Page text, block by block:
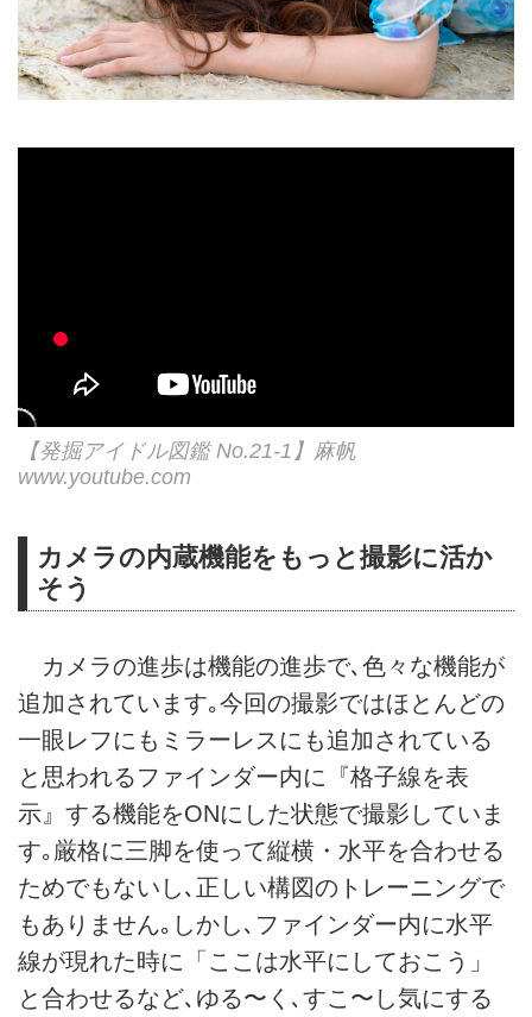
【発掘アイドル図鑑 No.21-1】麻帆
www.youtube.com
カメラの内蔵機能をもっと撮影に活か
そう
カメラの進歩は機能の進歩で､色々な機能が
追加されています｡今回の撮影ではほとんどの
一眼レフにもミラーレスにも追加されている
と思われるファインダー内に『格子線を表
示』する機能をONにした状態で撮影していま
す｡厳格に三脚を使って縦横・水平を合わせる
ためでもないし､正しい構図のトレーニングで
もありません｡しかし､ファインダー内に水平
線が現れた時に「ここは水平にしておこう」
と合わせるなど､ゆる〜く､すこ〜し気にする